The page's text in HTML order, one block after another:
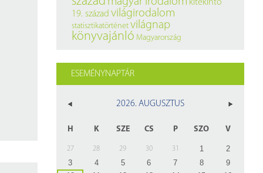
kitekintő
19. század világirodalom
statisztikatörténet világnap
könyvajánló Magyarország
ESEMÉNYNAPTÁR
2026. AUGUSZTUS
H K SZE CS P SZO V
27 28 29 30 31 1
2
3
4 5 6 7 8
9